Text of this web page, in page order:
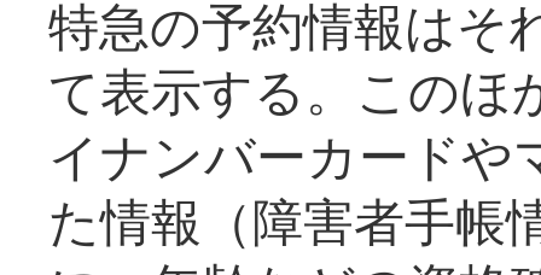
特急の予約情報はそ
て表示する。このほ
イナンバーカードや
た情報（障害者手帳